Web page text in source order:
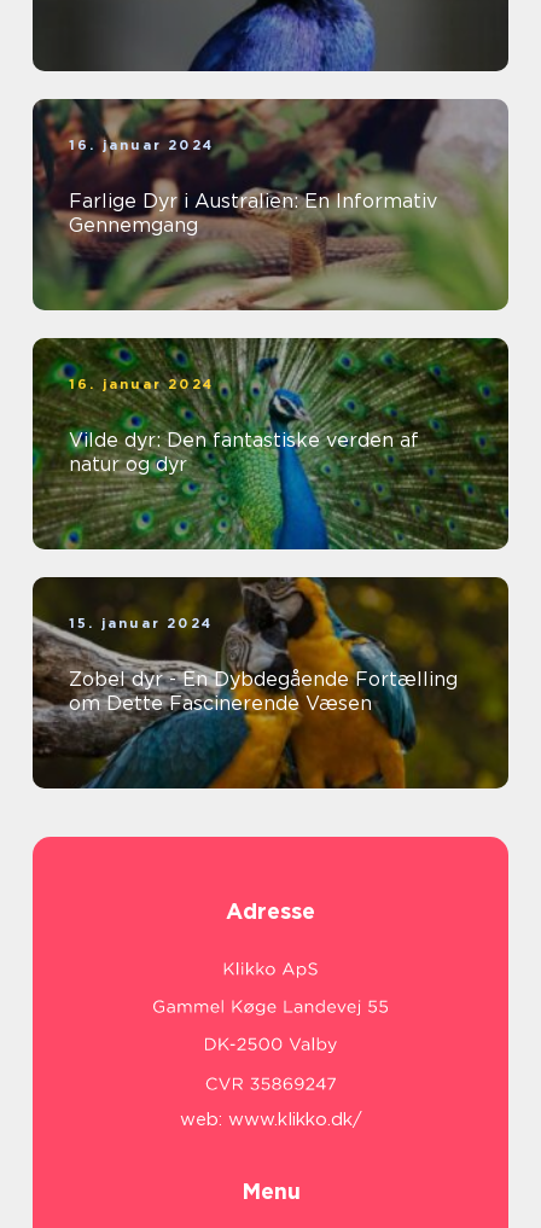
16. januar 2024
Farlige Dyr i Australien: En Informativ
Gennemgang
16. januar 2024
Vilde dyr: Den fantastiske verden af
natur og dyr
15. januar 2024
Zobel dyr - En Dybdegående Fortælling
om Dette Fascinerende Væsen
Adresse
web: www.klikko.dk/
Menu